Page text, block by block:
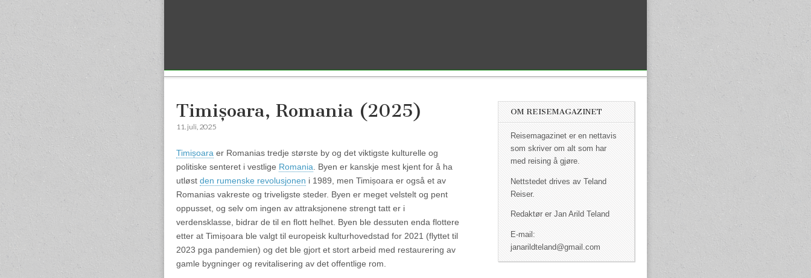
Timișoara, Romania (2025)
11. juli, 2025
Timișoara er Romanias tredje største by og det viktigste kulturelle og
politiske senteret i vestlige Romania. Byen er kanskje mest kjent for å ha
utløst den rumenske revolusjonen i 1989, men Timișoara er også et av
Romanias vakreste og triveligste steder. Byen er meget velstelt og pent
oppusset, og selv om ingen av attraksjonene strengt tatt er i
verdensklasse, bidrar de til en flott helhet. Byen ble dessuten enda flottere
etter at Timișoara ble valgt til europeisk kulturhovedstad for 2021 (flyttet til
2023 pga pandemien) og det ble gjort et stort arbeid med restaurering av
gamle bygninger og revitalisering av det offentlige rom.
OM REISEMAGAZINET
Reisemagazinet er en nettavis
som skriver om alt som har
med reising å gjøre.
Nettstedet drives av Teland
Reiser.
Redaktør er Jan Arild Teland
E-mail:
janarildteland@gmail.com